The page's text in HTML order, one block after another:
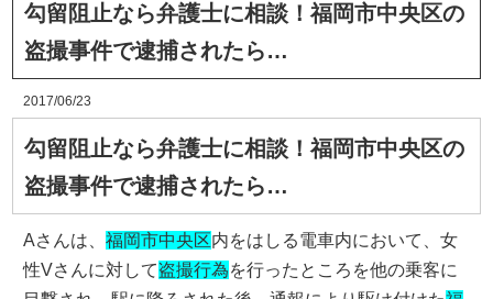
勾留阻止なら弁護士に相談！福岡市中央区の
盗撮事件で逮捕されたら…
2017/06/23
勾留阻止なら弁護士に相談！福岡市中央区の
盗撮事件で逮捕されたら…
Aさんは、福岡市中央区内をはしる電車内において、女
性Vさんに対して盗撮行為を行ったところを他の乗客に